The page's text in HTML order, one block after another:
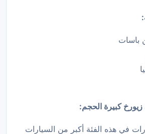
باسات
كبيرة الحجم:
في هذه الفئة أكبر من السيارات